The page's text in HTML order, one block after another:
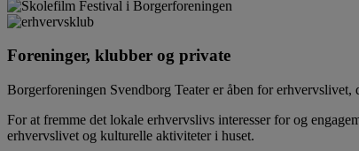
Foreninger, klubber og private
Borgerforeningen Svendborg Teater er åben for
For at fremme det lokale erhvervslivs interesser for og
erhvervslivet og kulturelle aktiviteter i huset.